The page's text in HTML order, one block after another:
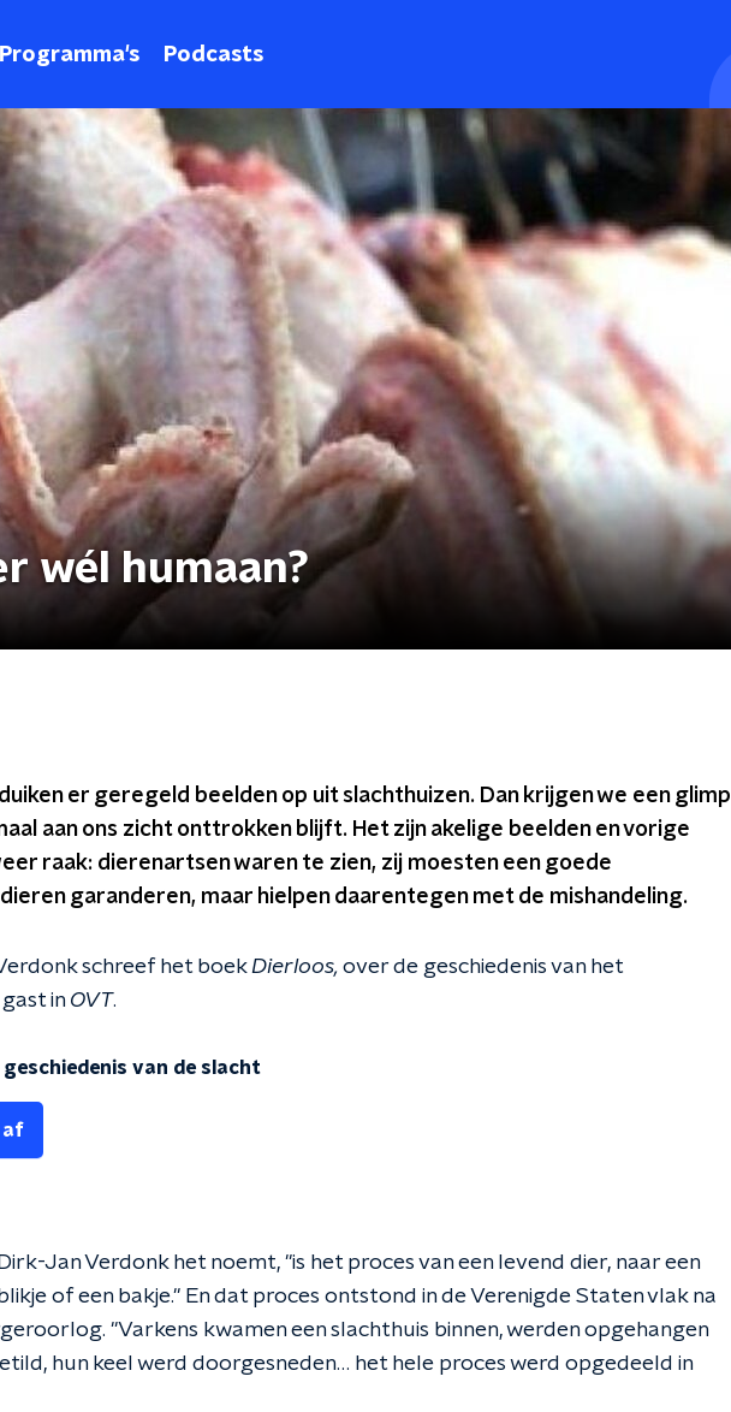
Programma's Podcasts
wél humaan?
er geregeld beelden op uit slachthuizen. Dan krijgen we een glimp
aan ons zicht onttrokken blijft. Het zijn akelige beelden en vorige
raak: dierenartsen waren te zien, zij moesten een goede
garanderen, maar hielpen daarentegen met de mishandeling.
schreef het boekDierloos, over de geschiedenis van het
in OVT.
geschiedenis van de slacht
af
Jan Verdonk het noemt, "is het proces van een levend dier, naar een
of een bakje." En dat proces ontstond in de Verenigde Staten vlak na
"Varkens kwamen een slachthuis binnen, werden opgehangen
hun keel werd doorgesneden… het hele proces werd opgedeeld in